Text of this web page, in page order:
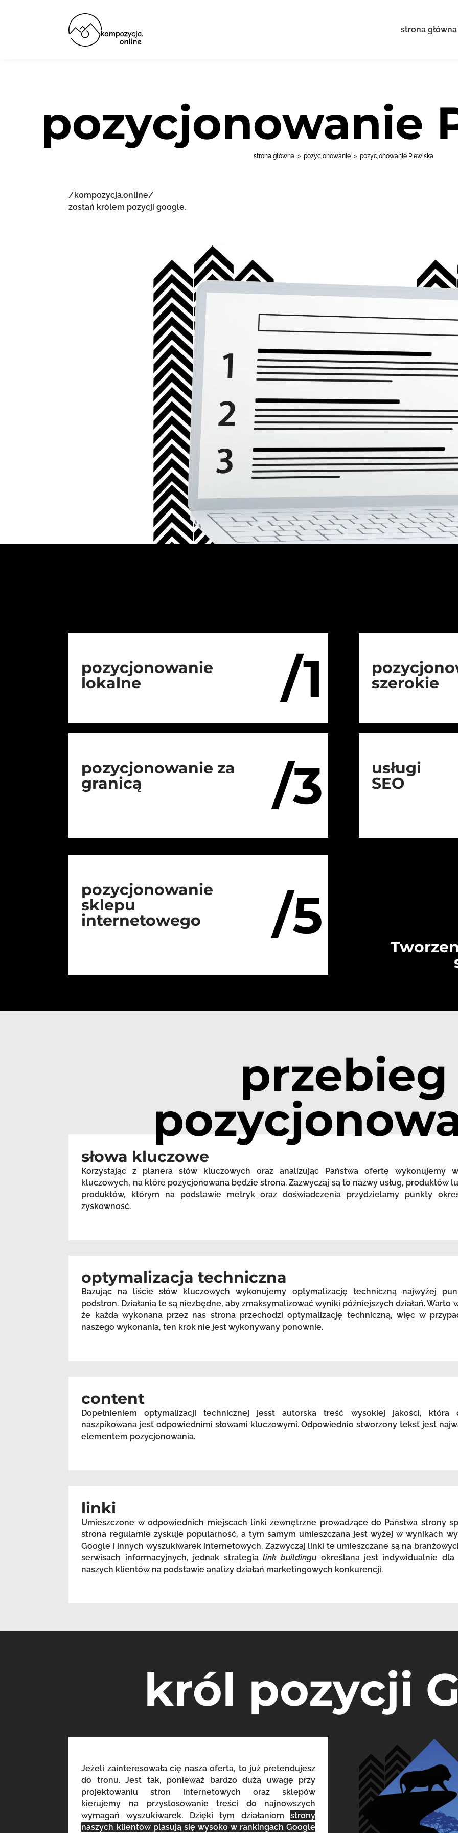
strona główna
pozycjonowanie
strona główna 9 pozycjonowanie 9 pozycjonowanie Plewiska
/kompozycja.online/
zostań królem pozycji google.
/1
pozycjonowanie
lokalne
szerokie
/3
pozycjonowanie za
granicą
usługi
SEO
/5
pozycjonowanie
sklepu
internetowego
przebieg
słowa kluczowe
Korzystając z planera słów kluczowych oraz analizując Państwa ofertę wykonujemy
kluczowych, na które pozycjonowana będzie strona. Zazwyczaj są to nazwy usług, produktów
produktów, którym na podstawie metryk oraz doświadczenia przydzielamy punkty
zyskowność.
optymalizacja techniczna
Bazując na liście słów kluczowych wykonujemy optymalizację techniczną najwyżej
podstron. Działania te są niezbędne, aby zmaksymalizować wyniki późniejszych działań. Warto
że każda wykonana przez nas strona przechodzi optymalizację techniczną, więc w
naszego wykonania, ten krok nie jest wykonywany ponownie.
content
Dopełnieniem optymalizacji technicznej jesst autorska treść wysokiej jakości, która
naszpikowana jest odpowiednimi słowami kluczowymi. Odpowiednio stworzony tekst jest
elementem pozycjonowania.
linki
Umieszczone w odpowiednich miejscach linki zewnętrzne prowadzące do Państwa strony
strona regularnie zyskuje popularność, a tym samym umieszczana jest wyżej w wynikach
Google i innych wyszukiwarek internetowych. Zazwyczaj linki te umieszczane są na
serwisach informacyjnych, jednak strategia link buildingu określana jest indywidualnie dla
naszych klientów na podstawie analizy działań marketingowych konkurencji.
król pozycji
Jeżeli zainteresowała cię nasza oferta, to już pretendujesz
do tronu. Jest tak, ponieważ bardzo dużą uwagę przy
projektowaniu stron internetowych oraz sklepów
kierujemy na przystosowanie treści do najnowszych
wymagań wyszukiwarek. Dzięki tym działaniomstrony
naszych klientów plasują się wysoko w rankingach Google